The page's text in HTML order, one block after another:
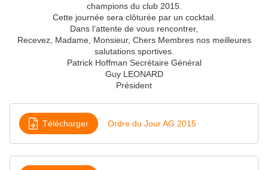
champions du club 2015.
Cette journée sera clôturée par un cocktail.
Dans l’attente de vous rencontrer,
Recevez, Madame, Monsieur, Chers Membres nos meilleures
salutations sportives.
Patrick Hoffman Secrétaire Général
Guy LEONARD
Président
Télécharger Ordre du Jour AG 2015